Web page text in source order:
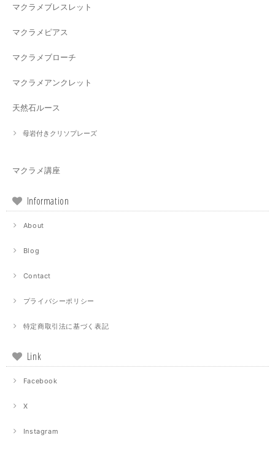
マクラメブレスレット
マクラメピアス
マクラメブローチ
マクラメアンクレット
天然石ルース
母岩付きクリソプレーズ
マクラメ講座
Information
About
Blog
Contact
プライバシーポリシー
特定商取引法に基づく表記
Link
Facebook
X
Instagram